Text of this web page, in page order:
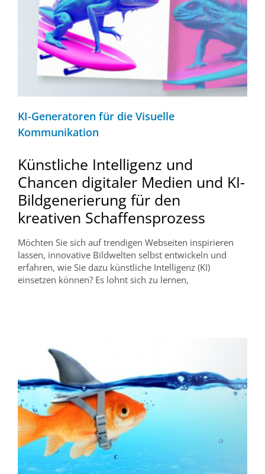
KI-Generatoren für die Visuelle
Kommunikation
Künstliche Intelligenz und
Chancen digitaler Medien und KI-
Bildgenerierung für den
kreativen Schaffensprozess
Möchten Sie sich auf trendigen Webseiten inspirieren
lassen, innovative Bildwelten selbst entwickeln und
erfahren, wie Sie dazu künstliche Intelligenz (KI)
einsetzen können? Es lohnt sich zu lernen,